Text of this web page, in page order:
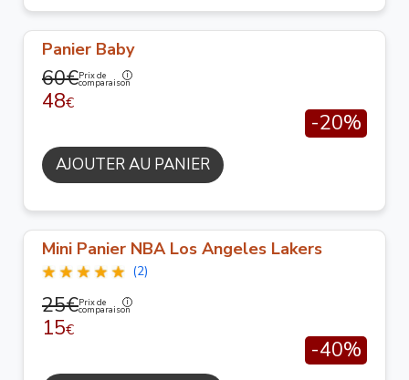
Panier Baby
60€Prix de
comparaison
48€
-20%
AJOUTER AU PANIER
Mini Panier NBA Los Angeles Lakers
(2)
25€Prix de
comparaison
15€
-40%